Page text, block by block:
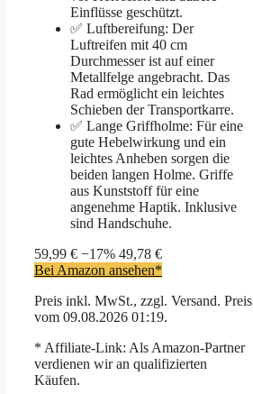
Einflüsse geschützt.
✅ Luftbereifung: Der
Luftreifen mit 40 cm
Durchmesser ist auf einer
Metallfelge angebracht. Das
Rad ermöglicht ein leichtes
Schieben der Transportkarre.
✅ Lange Griffholme: Für eine
gute Hebelwirkung und ein
leichtes Anheben sorgen die
beiden langen Holme. Griffe
aus Kunststoff für eine
angenehme Haptik. Inklusive
sind Handschuhe.
59,99 € −17% 49,78 €
Bei Amazon ansehen*
Preis inkl. MwSt., zzgl. Versand. Preis
vom 09.08.2026 01:19.
* Affiliate-Link: Als Amazon-Partner
verdienen wir an qualifizierten
Käufen.